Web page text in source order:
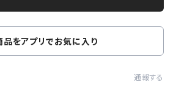
品をアプリでお気に入り
通報する